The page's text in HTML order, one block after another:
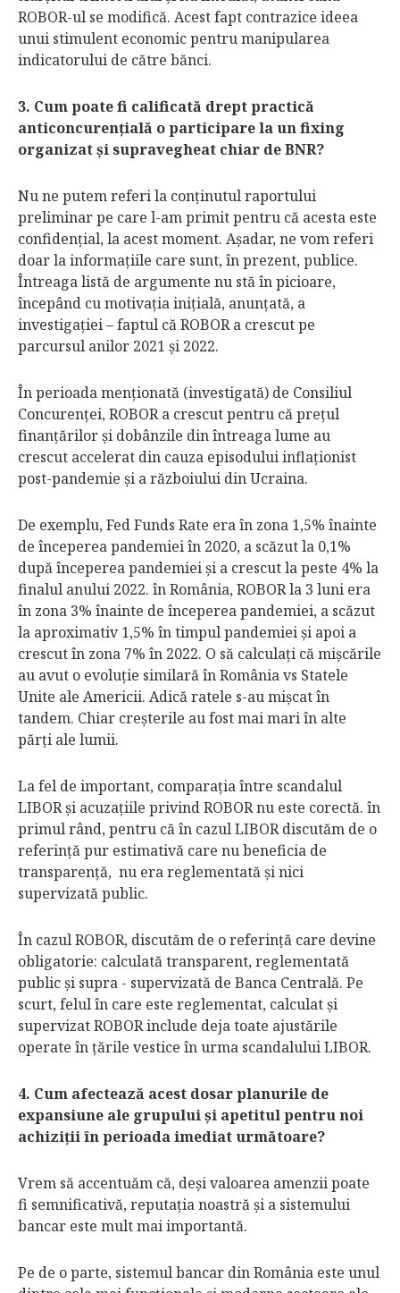
ROBOR-ul se modifică. Acest fapt contrazice ideea
unui stimulent economic pentru manipularea
indicatorului de către bănci.
3. Cum poate fi calificată drept practică
anticoncurenţială o participare la un fixing
organizat şi supravegheat chiar de BNR?
Nu ne putem referi la conţinutul raportului
preliminar pe care l-am primit pentru că acesta este
confi­denţial, la acest moment. Aşadar, ne vom referi
doar la informaţiile care sunt, în prezent, publice.
Întreaga listă de argumente nu stă în picioare,
începând cu motivaţia iniţială, anun­ţată, a
investigaţiei – faptul că ROBOR a crescut pe
parcursul anilor 2021 şi 2022.
În perioada men­ţionată (in­vestigată) de Consiliul
Con­curenţei, ROBOR a crescut pentru că preţul
finanţărilor şi dobânzile din întreaga lume au
crescut accelerat din cauza episodului inflaţionist
post-pandemie şi a războiului din Ucraina.
De exemplu, Fed Funds Rate era în zona 1,5% înainte
de începerea pandemiei în 2020, a scăzut la 0,1%
după începerea pandemiei şi a crescut la peste 4% la
finalul anului 2022. în România, ROBOR la 3 luni era
în zona 3% înainte de începerea pandemiei, a scăzut
la aproximativ 1,5% în timpul pandemiei şi apoi a
crescut în zona 7% în 2022. O să calculaţi că mişcările
au avut o evoluţie similară în România vs Statele
Unite ale Americii. Adică ratele s-au mişcat în
tandem. Chiar creşterile au fost mai mari în alte
părţi ale lumii.
La fel de important, comparaţia între scandalul
LIBOR şi acuzaţiile privind ROBOR nu este corectă. în
primul rând, pentru că în cazul LIBOR discutăm de o
referinţă pur estimativă care nu beneficia de
transparenţă, nu era reglementată şi nici
supervizată public.
În cazul ROBOR, discutăm de o referinţă care devine
obligatorie: calculată transparent, reglementată
public şi supra - supervizată de Banca Centrală. Pe
scurt, felul în care este reglementat, calculat şi
supervizat ROBOR include deja toate ajustările
operate în ţările vestice în urma scandalului LIBOR.
4. Cum afectează acest dosar planurile de
expansiune ale grupului şi apetitul pentru noi
achiziţii în perioada imediat următoare?
Vrem să accentuăm că, deşi valoarea amenzii poate
fi semni­ficati­vă, reputaţia noastră şi a sistemului
bancar este mult mai importantă.
Pe de o parte, sistemul bancar din România este unul